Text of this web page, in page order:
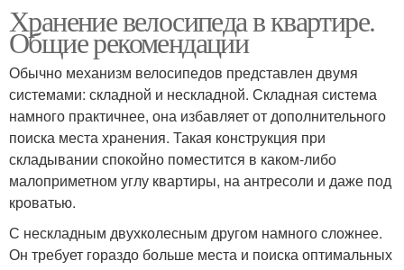
Хранение велосипеда в квартире.
Общие рекомендации
Обычно механизм велосипедов представлен двумя
системами: складной и нескладной. Складная система
намного практичнее, она избавляет от дополнительного
поиска места хранения. Такая конструкция при
складывании спокойно поместится в каком-либо
малоприметном углу квартиры, на антресоли и даже под
кроватью.
С нескладным двухколесным другом намного сложнее.
Он требует гораздо больше места и поиска оптимальных